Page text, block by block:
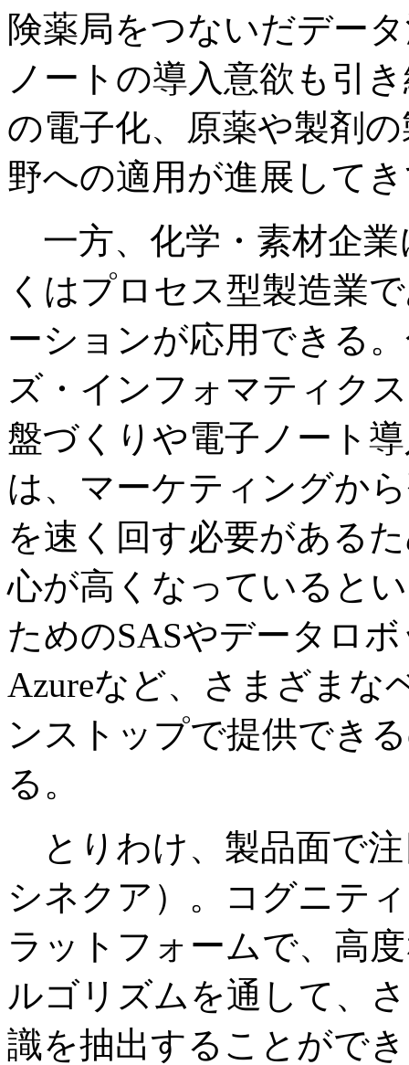
険薬局をつないだデー
ノートの導入意欲も引
の電子化、原薬や製剤
野への適用が進展して
一方、化学・素材企業
くはプロセス型製造業
ーションが応用できる
ズ・インフォマティク
盤づくりや電子ノート
は、マーケティングか
を速く回す必要がある
心が高くなっていると
ためのSASやデータロ
Azureなど、さまざまな
ンストップで提供でき
る。
とりわけ、製品面で注
シネクア）。コグニテ
ラットフォームで、高
ルゴリズムを通して、
識を抽出することがで